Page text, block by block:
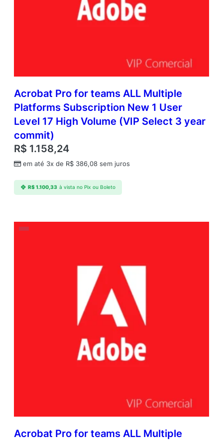
Acrobat Pro for teams ALL Multiple
Platforms Subscription New 1 User
Level 17 High Volume (VIP Select 3 year
commit)
R$ 1.158,24
em até 3x de R$ 386,08 sem juros
R$1.100,33 à vista no Pix ou Boleto
Acrobat Pro for teams ALL Multiple